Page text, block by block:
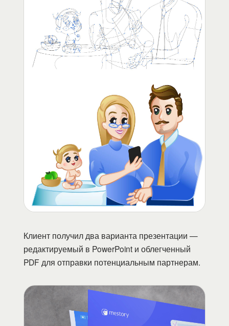
Клиент получил два варианта презентации —
редактируемый в PowerPoint и облегченный
PDF для отправки потенциальным партнерам.